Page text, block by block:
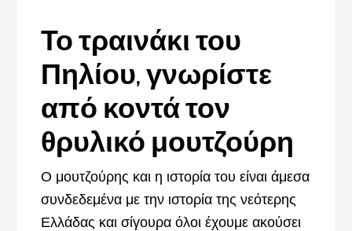
Το τραινάκι του
Πηλίου, γνωρίστε
από κοντά τον
θρυλικό μουτζούρη
Ο μουτζούρης και η ιστορία του είναι άμεσα
συνδεδεμένα με την ιστορία της νεότερης
Ελλάδας και σίγουρα όλοι έχουμε ακούσει